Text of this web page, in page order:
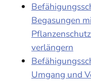
Begasungen
verlängern
Umgang und